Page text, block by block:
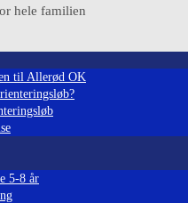
hele familien
til Allerød OK
5-8 år